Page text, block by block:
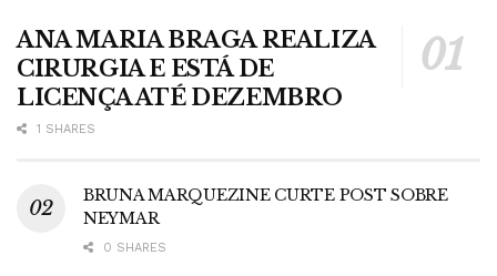
ANA MARIA BRAGA REALIZA
CIRURGIA E ESTÁ DE
LICENÇA ATÉ DEZEMBRO
1 SHARES
BRUNA MARQUEZINE CURTE POST SOBRE
NEYMAR
0 SHARES